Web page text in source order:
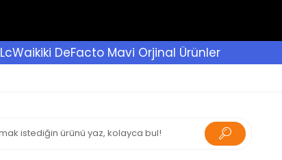
LcWaikiki DeFacto Mavi Orjinal Ürünler